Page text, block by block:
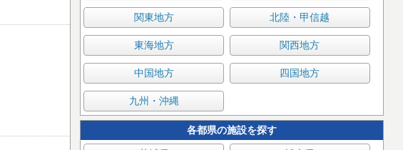
関東地方 北陸・甲信越
東海地方 関西地方
中国地方 四国地方
九州・沖縄
各都県の施設を探す